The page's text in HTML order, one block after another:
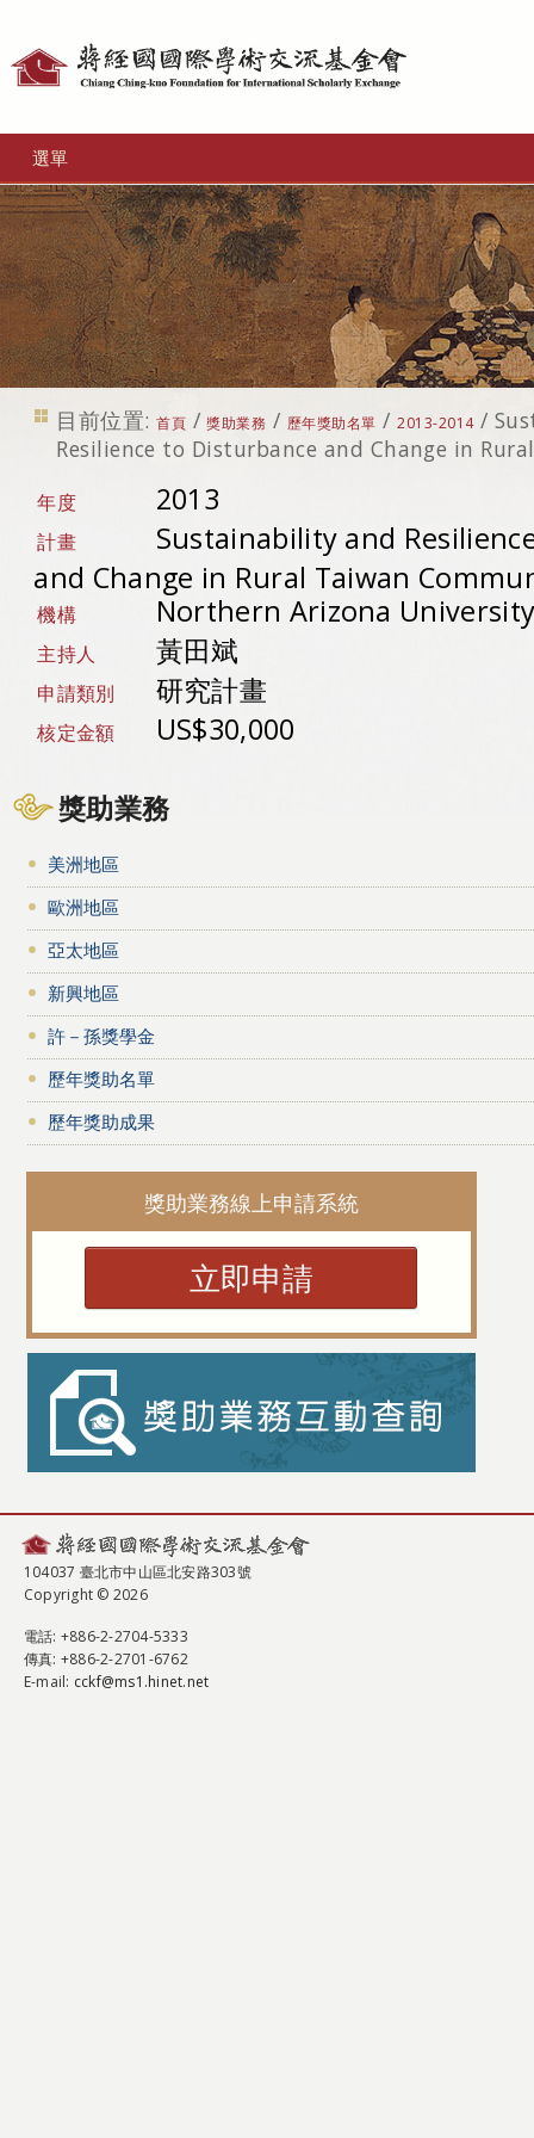
選單
目前位置: 首頁 /獎助業務 / 歷年獎助名單 /2013-2014 /
Resilience to Disturbance and Change in
年度 2013
計畫
Sustainability and
and Change in Rural Taiwan
機構 Northern Arizona
主持人 黃田斌
申請類別 研究計畫
核定金額 US$30,000
獎助業務
美洲地區
歐洲地區
亞太地區
新興地區
許－孫獎學金
歷年獎助名單
歷年獎助成果
獎助業務線上申請系統
立即申請
104037 臺北市中山區北安路303號
Copyright © 2026
電話: +886-2-2704-5333
傳真: +886-2-2701-6762
E-mail: cckf@ms1.hinet.net